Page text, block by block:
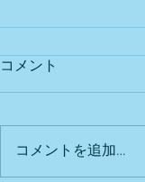
出店予定
コメント
コメントを追加…